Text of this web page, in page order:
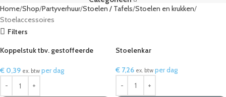
Home Shop Partyverhuur Stoelen / Tafels Stoelen en krukken
Stoelaccessoires
Filters
Koppelstuk tbv. gestoffeerde
€ 0,39 ex. btw per dag
Stoelenkar
€ 7,26 ex. btw per dag